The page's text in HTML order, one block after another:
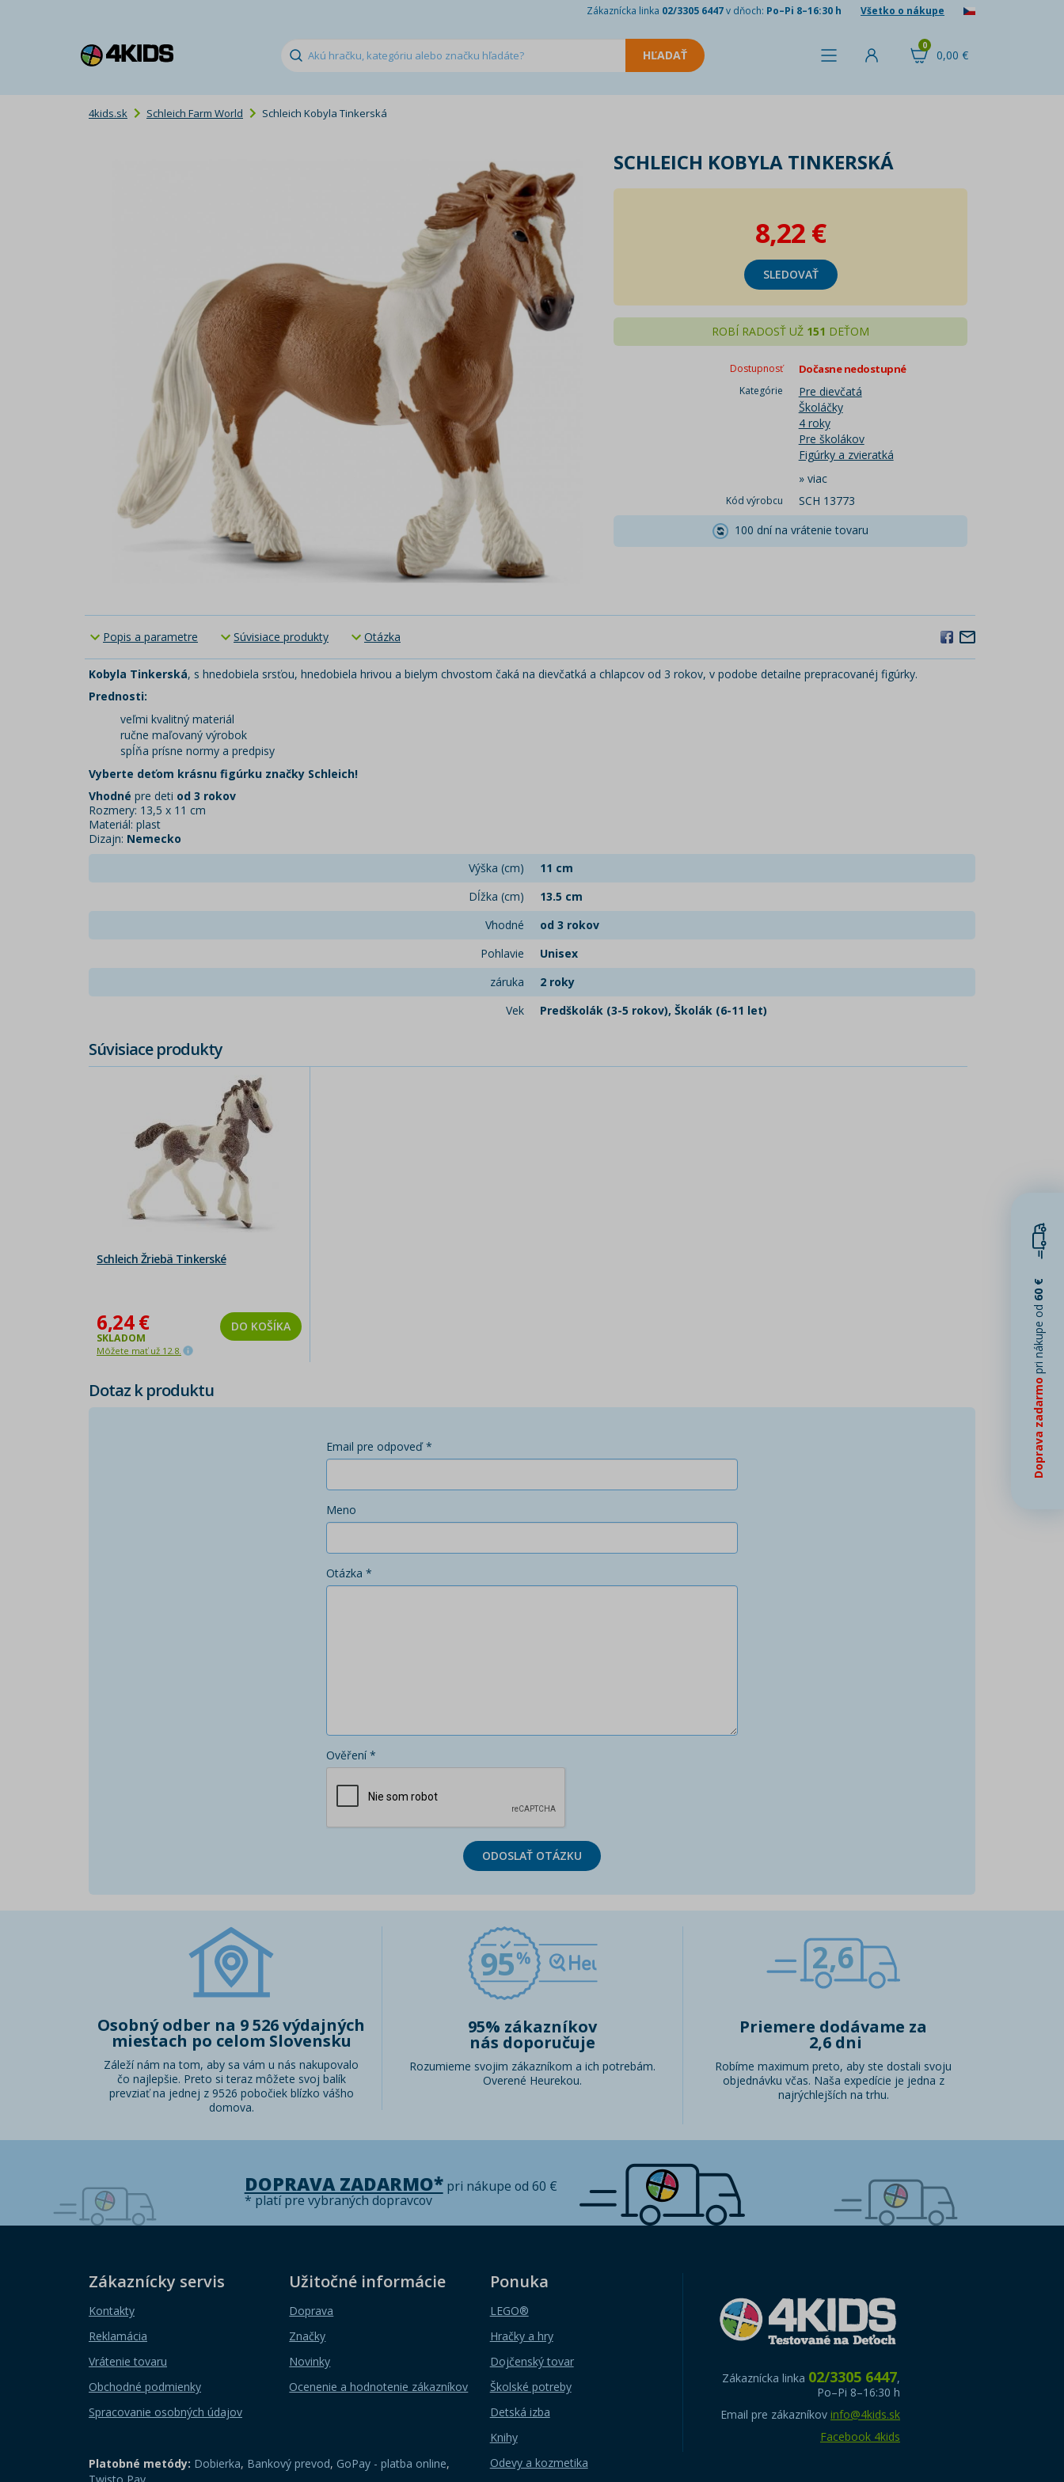
Zákaznícka linka 02/3305 6447v dňoch: Po–Pi 8–16:30 h Všetko o nákupe
0,00 €
0
4kids.sk Schleich Farm World Schleich Kobyla Tinkerská
SCHLEICH KOBYLA TINKERSKÁ
8,22 €
SLEDOVAŤ
ROBÍ RADOSŤ UŽ 151 DEŤOM
Dostupnosť Dočasne nedostupné
Kategórie
Pre dievčatá
Školáčky
4 roky
Pre školákov
Figúrky a zvieratká
» viac
Kód výrobcu
SCH 13773
100 dní na vrátenie tovaru
Popis a parametre Súvisiace produkty Otázka
Kobyla Tinkerská, s hnedobiela srsťou, hnedobiela hrivou a bielym chvostom čaká na dievčatká a chlapcov od 3 rokov, v podobe detailne prepracovanéj figúrky.
Prednosti:
veľmi kvalitný materiál
ručne maľovaný výrobok
spĺňa prísne normy a predpisy
Vyberte deťom krásnu figúrku značky Schleich!
Vhodné pre deti od 3 rokov
Rozmery: 13,5 x 11 cm
Materiál: plast
Dizajn: Nemecko
Výška (cm)
11 cm
Dĺžka (cm)
13.5 cm
Vhodné
od 3 rokov
Pohlavie
Unisex
záruka
2 roky
Vek
Predškolák (3-5 rokov), Školák (6-11 let)
Súvisiace produkty
Schleich Žriebä Tinkerské
6,24 €
SKLADOM
Môžete mať už 12.8.
DO KOŠÍKA
Dotaz k produktu
Email pre odpoveď *
Meno
Otázka *
Ověření *
ODOSLAŤ OTÁZKU
Osobný odber na 9 526 výdajných
miestach po celom Slovensku
Záleží nám na tom, aby sa vám u nás nakupovalo
čo najlepšie. Preto si teraz môžete svoj balík
prevziať na jednej z 9526 pobočiek blízko vášho
domova.
95
95% zákazníkov
nás doporučuje
Rozumieme svojim zákazníkom a ich potrebám.
Overené Heurekou.
2,6
Priemere dodávame za
2,6 dni
Robíme maximum preto, aby ste dostali svoju
objednávku včas. Naša expedície je jedna z
najrýchlejších na trhu.
DOPRAVA ZADARMO*pri nákupe od 60 €
* platí pre vybraných dopravcov
Zákaznícky servis
Kontakty
Reklamácia
Vrátenie tovaru
Obchodné podmienky
Spracovanie osobných údajov
Užitočné informácie
Doprava
Značky
Novinky
Ocenenie a hodnotenie zákazníkov
Ponuka
LEGO®
Hračky a hry
Dojčenský tovar
Školské potreby
Detská izba
Knihy
Odevy a kozmetika
Platobné metódy: Dobierka, Bankový prevod, GoPay - platba online,
Twisto Pay
Zákaznícka linka 02/3305 6447,
Po–Pi 8–16:30 h
Email pre zákazníkov info@4kids.sk
Facebook 4kids
Doprava zadarmo
pri nákupe od
60 €